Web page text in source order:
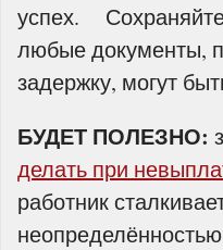
успех. Сохраняйте
любые документы,
задержку, могут
БУДЕТ ПОЛЕЗНО:
делать при
работник